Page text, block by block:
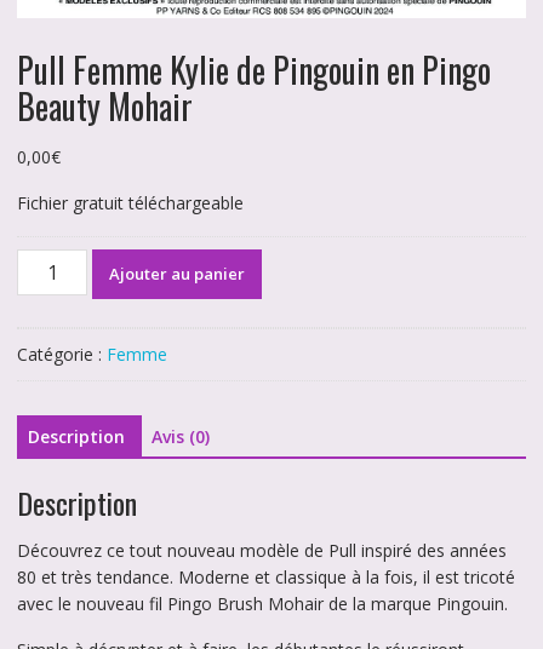
Pull Femme Kylie de Pingouin en Pingo
Beauty Mohair
0,00€
Fichier gratuit téléchargeable
quantité
Kylie
Pingouin
en
Beauty
Ajouter au panier
Catégorie : Femme
Description Avis (0)
Description
Découvrez ce tout nouveau modèle de Pull inspiré des années
80 et très tendance. Moderne et classique à la fois, il est tricoté
avec le nouveau fil Pingo Brush Mohair de la marque Pingouin.